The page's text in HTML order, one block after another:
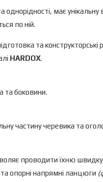
однорідності, має
по ній.
та
HARDOX.
та боковини.
частину черевика та
проводити їхню швидку
опорні напрямні ланцюги